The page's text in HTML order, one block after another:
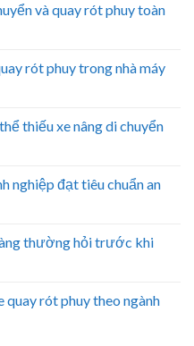
và quay rót phuy toàn
rót phuy trong nhà máy
thiếu xe nâng di chuyển
nghiệp đạt tiêu chuẩn an
thường hỏi trước khi
rót phuy theo ngành